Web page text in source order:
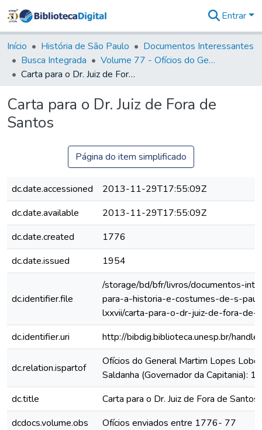
&
Coleções
Tudo na
Biblioteca
Estatísticas
Entrar
Início História de São Paulo
Documentos Interessantes
Busca Integrada
Volume 77 - Ofícios do General Martim Lopes Lobo de Saldanha (Governador da Capitania): 1776-1777
Carta para o Dr. Juiz de Fora de Santos
Carta para o Dr. Juiz de Fora de
Santos
Página do item simplificado
dc.date.accessioned
2013-11-29T17:55:09Z
dc.date.available
2013-11-29T17:55:09Z
dc.date.created
1776
dc.date.issued
1954
dc.identifier.file
/storage/bd/bfr/livros/documentos-
para-a-historia-e-costumes-de-s-
lxxvii/carta-para-o-dr-juiz-de-fora-de-
dc.identifier.uri
http://bibdig.biblioteca.unesp.br/
dc.relation.ispartof
Ofícios do General Martim Lopes Lobo
Saldanha (Governador da Capitania):
dc.title
Carta para o Dr. Juiz de Fora de Santos
dcdocs.volume.obs
Ofícios enviados entre 1776- 77